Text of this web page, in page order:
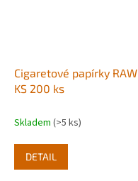
Cigaretové papírky RAW
KS 200 ks
Skladem (>5 ks)
DETAIL